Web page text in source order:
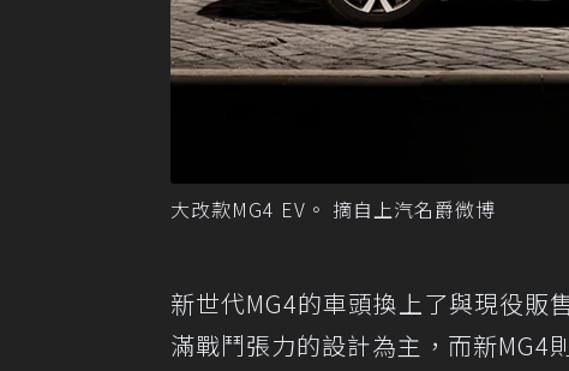
大改款MG4 EV。 摘自上汽名爵微博
新世代MG4的車頭換上了與現役販
滿戰鬥張力的設計為主，而新MG4